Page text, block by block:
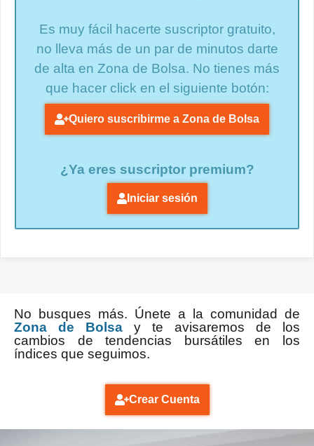
Es muy fácil hacerte suscriptor gratuito,
no lleva más de un par de minutos darte
de alta en Zona de Bolsa. No tienes más
que hacer click en el siguiente botón:
Quiero suscribirme a Zona de Bolsa
¿Ya eres suscriptor premium?
Iniciar sesión
No busques más. Únete a la comunidad de
Zona de Bolsa y te avisaremos de los
cambios de tendencias bursátiles en los
índices que seguimos.
Crear Cuenta